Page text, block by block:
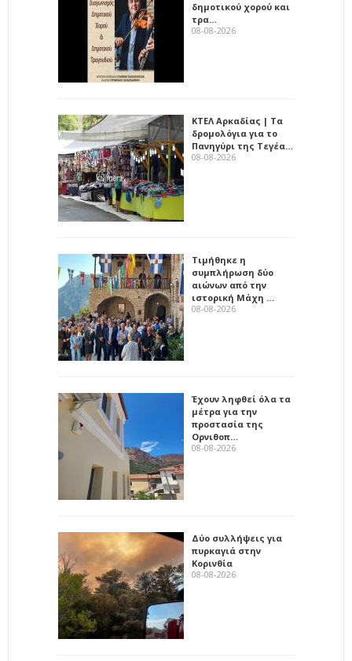
δημοτικού χορού και
τρα…
08-08-2026
ΚΤΕΛ Αρκαδίας | Τα
δρομολόγια για το
Πανηγύρι της Τεγέα…
08-08-2026
Τιμήθηκε η
συμπλήρωση δύο
αιώνων από την
ιστορική Μάχη …
08-08-2026
Έχουν ληφθεί όλα τα
μέτρα για την
προστασία της
Ορνιθοπ…
08-08-2026
Δύο συλλήψεις για
πυρκαγιά στην
Κορινθία
08-08-2026